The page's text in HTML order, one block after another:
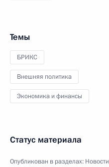
Темы
БРИКС
Внешняя политика
Экономика и финансы
Статус материала
Опубликован в разделах: Новости